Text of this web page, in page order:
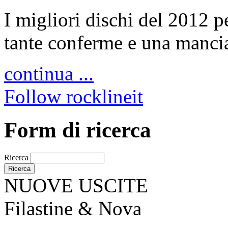
I migliori dischi del 2012
tante conferme e una
continua ...
Follow rocklineit
Form di ricerca
Ricerca
NUOVE USCITE
Filastine & Nova